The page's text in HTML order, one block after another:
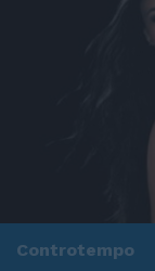
Controtempo